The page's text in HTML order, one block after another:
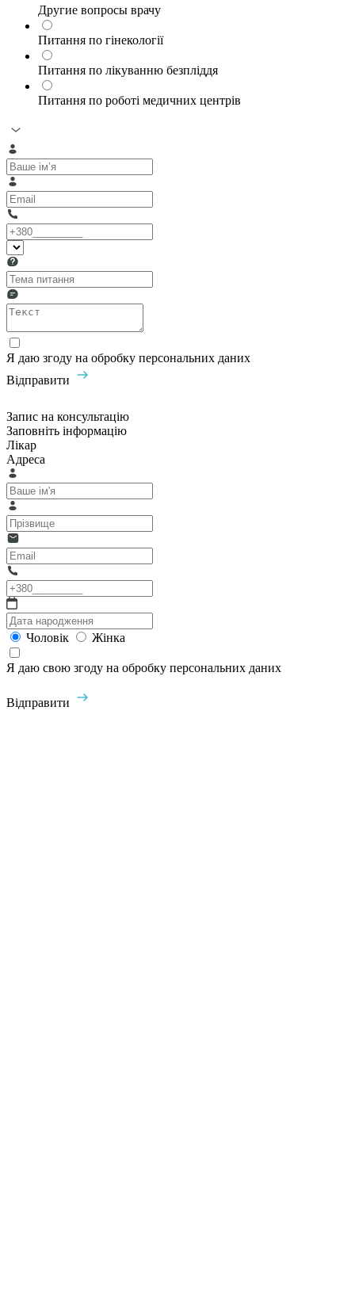
Другие вопросы врачу
Питання по гінекології
Питання по лікуванню безпліддя
Питання по роботі медичних центрів
Я даю згоду на обробку персональних даних
Відправити
Запис на консультацію
Заповніть інформацію
Лікар
Адреса
Чоловік Жінка
Я даю свою згоду на обробку персональних даних
Відправити